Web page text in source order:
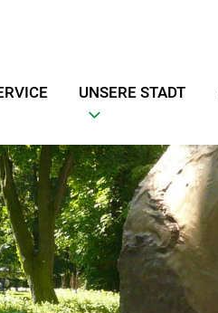
UNSERE STADT